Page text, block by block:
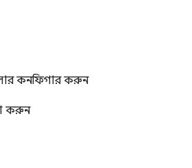
কনফিগার করুন
করুন